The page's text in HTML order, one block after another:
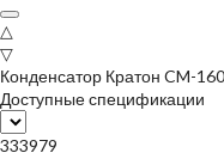
△
▽
Конденсатор Кратон CM-
Доступные спецификации
333979